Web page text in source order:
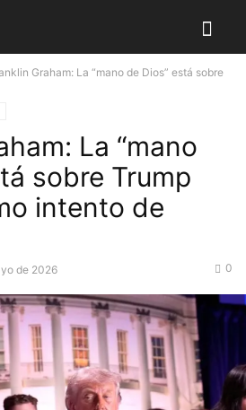
Graham: La “mano de Dios” está sobre
La “mano
sobre Trump
intento de
de 2026 0